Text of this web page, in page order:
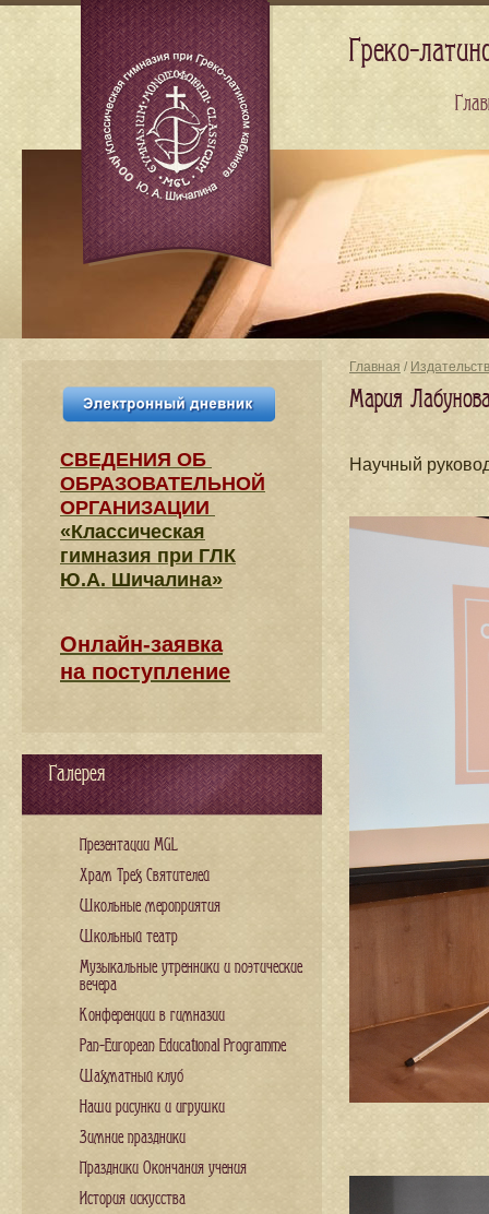
Главная /
Мария
Научный
СВЕДЕНИЯ​ ОБ
ОБРАЗОВАТЕЛЬНОЙ
ОРГАНИЗАЦИИ
«Классическая
гимназия при ГЛК
Ю.А. Шичалина»
Онлайн-заявка
на поступление
Галерея
Презентации MGL
Храм Трех Святителей
Школьные мероприятия
Школьный театр
Музыкальные утренники и поэтические
вечера
Конференции в гимназии
Pan-European Educational Programme
Шахматный клуб
Наши рисунки и игрушки
Зимние праздники
Праздники Окончания учения
История искусства
Греко-